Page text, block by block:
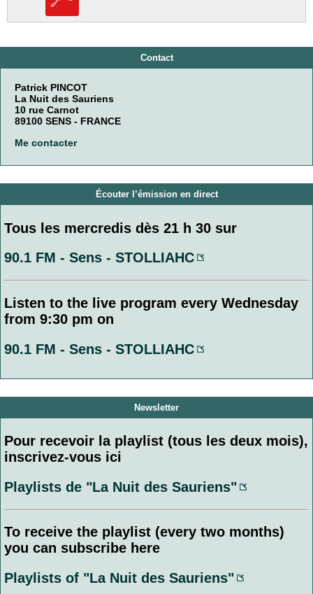
Contact
Patrick PINCOT
La Nuit des Sauriens
10 rue Carnot
89100 SENS - FRANCE
Me contacter
Écouter l’émission en direct
Tous les mercredis dès 21 h 30 sur
90.1 FM - Sens - STOLLIAHC
Listen to the live program every Wednesday
from 9:30 pm on
90.1 FM - Sens - STOLLIAHC
Newsletter
Pour recevoir la playlist (tous les deux mois),
inscrivez-vous ici
Playlists de "La Nuit des Sauriens"
To receive the playlist (every two months)
you can subscribe here
Playlists of "La Nuit des Sauriens"